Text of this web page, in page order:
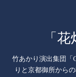
「
竹あかり演出集団「
りと京都御所から